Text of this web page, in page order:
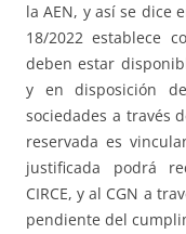
la AEN, y así se dice
18/2022 establece
deben estar
y en disposición
sociedades a través
reservada es
justificada podrá
CIRCE, y al CGN a
pendiente del